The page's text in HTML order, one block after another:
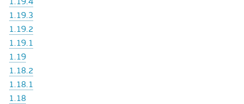
1.19.3
1.19.2
1.19.1
1.19
1.18.2
1.18.1
1.18